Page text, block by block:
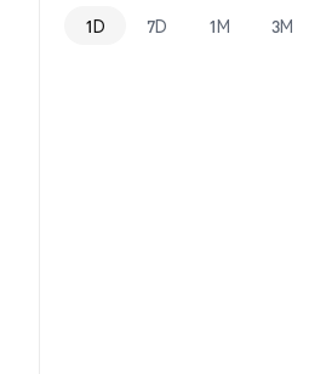
1D 7D 1M 3M